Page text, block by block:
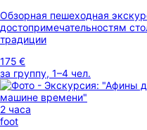
Обзорная пешеходная
достопримечательностям
традиции
175 €
за группу, 1–4 чел.
2 часа
foot